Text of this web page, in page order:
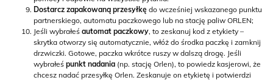
Dostarcz zapakowaną przesyłkę do wcześniej wskazanego punktu
partnerskiego, automatu paczkowego lub na stację paliw ORLEN;
Jeśli wybrałeś automat paczkowy, to zeskanuj kod z etykiety –
skrytka otworzy się automatycznie, włóż do środka paczkę i zamknij
drzwiczki. Gotowe, paczka wkrótce ruszy w dalszą drogę. Jeśli
wybrałeś punkt nadania (np. stację Orlen), to powiedz kasjerowi, że
chcesz nadać przesyłkę Orlen. Zeskanuje on etykietę i potwierdzi